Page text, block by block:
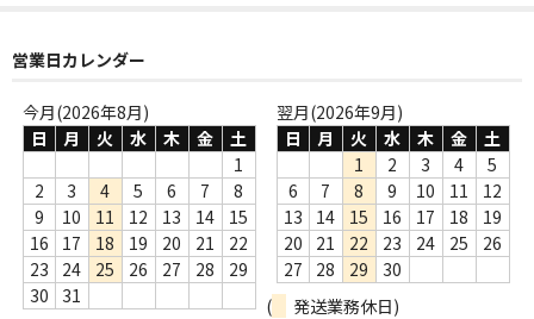
Webのみ no.1
Webのみ no.2
Webのみ no.3
Webのみ no.4
営業日カレンダー
今月(2026年8月)
日
月 火 水 木 金
土
1
2
3 4 5 6 7
8
9
10 11 12 13 14
15
16
17 18 19 20 21
22
23
24 25 26 27 28
29
30
31
翌月(2026年9月)
日
月 火 水 木 金
土
1
2 3 4
5
6
7 8 9 10 11
12
13
14 15 16 17 18
19
20
21 22 23 24 25
26
27
28 29
30
(
発送業務休日)